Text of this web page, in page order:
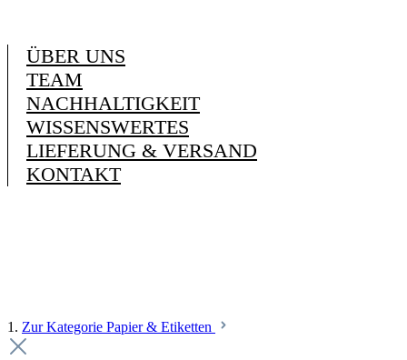
ÜBER UNS
TEAM
NACHHALTIGKEIT
WISSENSWERTES
LIEFERUNG & VERSAND
KONTAKT
1. Zur Kategorie Papier & Etiketten